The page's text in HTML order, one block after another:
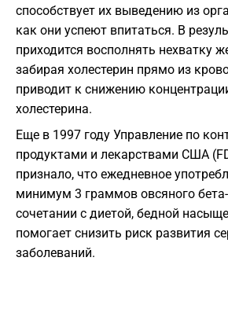
способствует их выведению из
как они успеют впитаться. В
приходится восполнять нехватку
забирая холестерин прямо из
приводит к снижению
холестерина.
​Еще в 1997 году Управление по
продуктами и лекарствами США
признало, что ежедневное
минимум 3 граммов овсяного
сочетании с диетой, бедной
помогает снизить риск развития
заболеваний.